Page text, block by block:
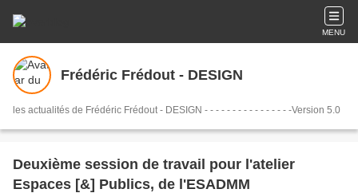
MENU
Frédéric Frédout - DESIGN
les actualités de Frédéric Frédout - DESIGN - - - - - - - - - - - - - - - -Version 5.0
Deuxième session de travail pour l'atelier
Espaces [&] Publics, de l'ESADMM